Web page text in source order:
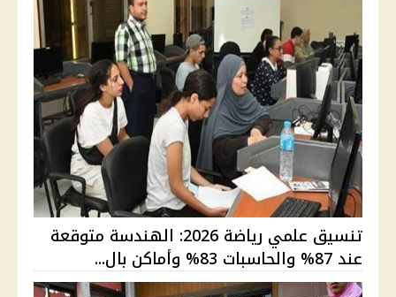
تنسيق علمي رياضة 2026: الهندسة متوقعة
عند 87% والحاسبات 83% وأماكن بال...